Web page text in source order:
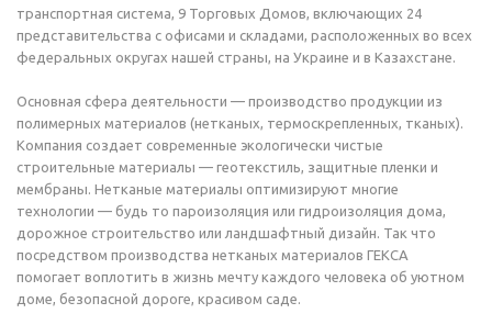
транспортная система, 9 Торговых Домов, включающих 24
представительства с офисами и складами, расположенных во всех
федеральных округах нашей страны, на Украине и в Казахстане.
Основная сфера деятельности — производство продукции из
полимерных материалов (нетканых, термоскрепленных, тканых).
Компания создает современные экологически чистые
строительные материалы — геотекстиль, защитные пленки и
мембраны. Нетканые материалы оптимизируют многие
технологии — будь то пароизоляция или гидроизоляция дома,
дорожное строительство или ландшафтный дизайн. Так что
посредством производства нетканых материалов ГЕКСА
помогает воплотить в жизнь мечту каждого человека об уютном
доме, безопасной дороге, красивом саде.